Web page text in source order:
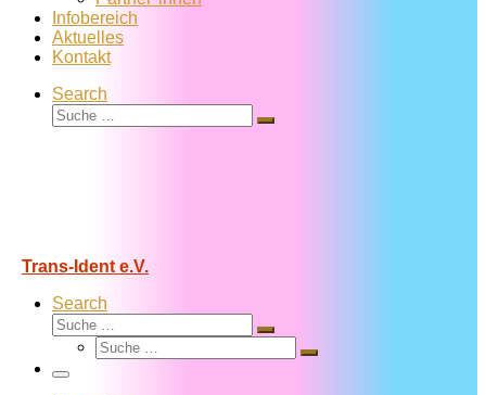
Infobereich
Aktuelles
Kontakt
Search
Suche
Suche
Trans-Ident e.V.
Search
Suche
Suche
Suche
Suche
Menü